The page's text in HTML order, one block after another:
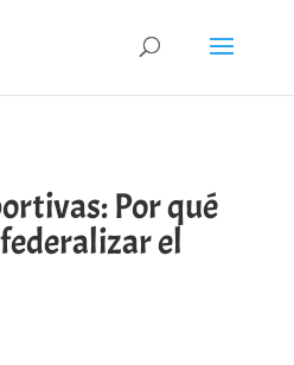
Por qué
el